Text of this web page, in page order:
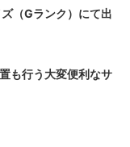
（Gランク）にて出
も行う大変便利なサ